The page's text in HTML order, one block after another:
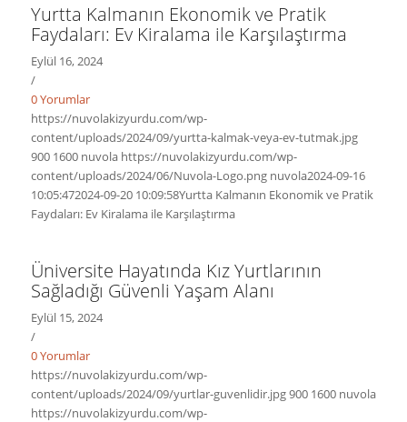
Yurtta Kalmanın Ekonomik ve Pratik
Faydaları: Ev Kiralama ile Karşılaştırma
Eylül 16, 2024
/
0 Yorumlar
https://nuvolakizyurdu.com/wp-
content/uploads/2024/09/yurtta-kalmak-veya-ev-tutmak.jpg
900 1600 nuvola https://nuvolakizyurdu.com/wp-
content/uploads/2024/06/Nuvola-Logo.png nuvola2024-09-16
10:05:472024-09-20 10:09:58Yurtta Kalmanın Ekonomik ve Pratik
Faydaları: Ev Kiralama ile Karşılaştırma
Üniversite Hayatında Kız Yurtlarının
Sağladığı Güvenli Yaşam Alanı
Eylül 15, 2024
/
0 Yorumlar
https://nuvolakizyurdu.com/wp-
content/uploads/2024/09/yurtlar-guvenlidir.jpg900 1600 nuvola
https://nuvolakizyurdu.com/wp-